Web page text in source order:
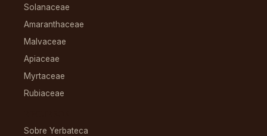
Solanaceae
Amaranthaceae
Malvaceae
Apiaceae
Myrtaceae
Rubiaceae
Sobre Yerbateca